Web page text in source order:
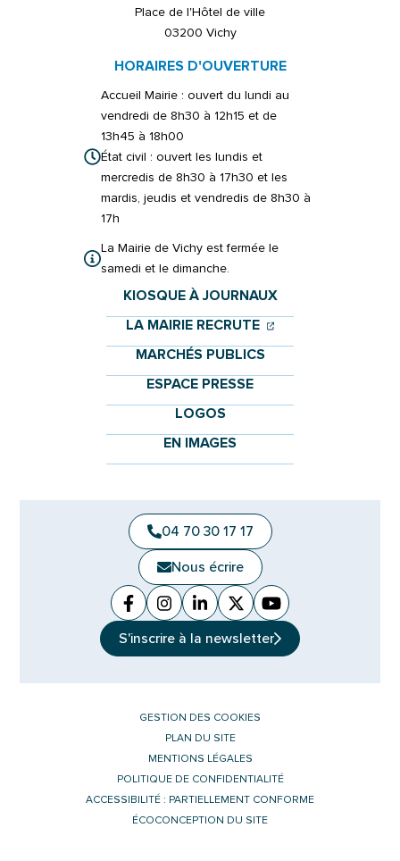
Place de l'Hôtel de ville
03200 Vichy
HORAIRES D'OUVERTURE
Accueil Mairie : ouvert du lundi au
vendredi de 8h30 à 12h15 et de
13h45 à 18h00
État civil : ouvert les lundis et
mercredis de 8h30 à 17h30 et les
mardis, jeudis et vendredis de 8h30 à
17h
La Mairie de Vichy est fermée le
samedi et le dimanche.
KIOSQUE À JOURNAUX
LA MAIRIE RECRUTE (OUVERTURE
(OUVERTURE
MARCHÉS PUBLICS
ESPACE PRESSE
LOGOS
EN IMAGES
04 70 30 17 17
Nous écrire
Facebook
(ouverture dans un nouvel onglet)
Instagram
(ouverture dans un nouvel
Linkedin
(ouverture dans un nouvel
X (Twitter)
(ouverture dans un
YouTube
(ouverture dans
S'inscrire à la newsletter
GESTION DES COOKIES
PLAN DU SITE
MENTIONS LÉGALES
POLITIQUE DE CONFIDENTIALITÉ
ACCESSIBILITÉ : PARTIELLEMENT CONFORME
ÉCOCONCEPTION DU SITE